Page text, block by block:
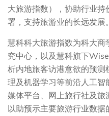
大旅游指数），协助行业
署，支持旅游业的长远发展。
慧科科大旅游指数为科大
究中心，以及慧科旗下
析内地旅客访港意欲的预
理及机器学习等前沿人工
媒体平台、网上旅行社及
以助预示主要旅游行业数